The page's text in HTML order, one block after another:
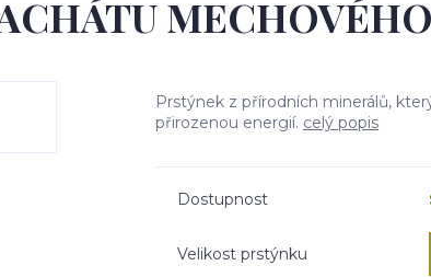
MECHOVÉHO
Prstýnek z přírodních minerálů,
přirozenou energií. celý popis
Dostupnost
Velikost prstýnku